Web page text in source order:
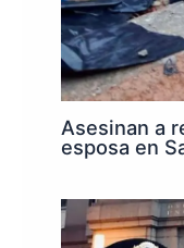
Asesinan a
esposa en